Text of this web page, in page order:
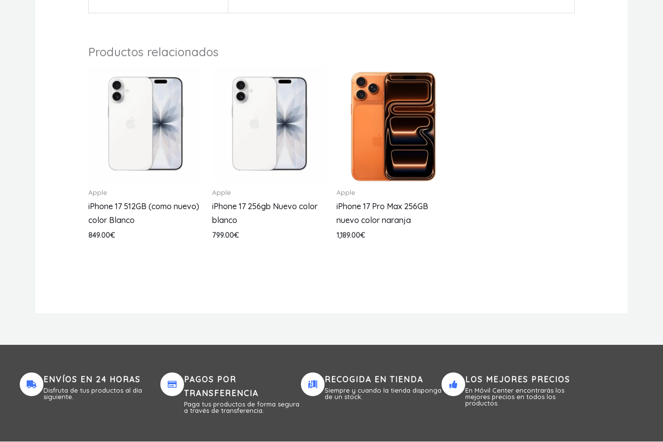
Productos relacionados
Apple
iPhone 17 512GB (como nuevo)
color Blanco
849.00€
Apple
iPhone 17 256gb Nuevo color
blanco
799.00€
Apple
iPhone 17 Pro Max 256GB
nuevo color naranja
1,189.00€
ENVÍOS EN 24 HORAS
Disfruta de tus productos al día
siguiente.
PAGOS POR
TRANSFERENCIA
Paga tus productos de forma segura
a través de transferencia.
RECOGIDA EN TIENDA
Siempre y cuando la tienda disponga
de un stock.
LOS MEJORES PRECIOS
En Móvil Center encontrarás los
mejores precios en todos los
productos.